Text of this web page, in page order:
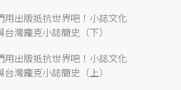
用出版抵抗世界吧！小誌文化
台灣龐克小誌簡史（下）
用出版抵抗世界吧！小誌文化
台灣龐克小誌簡史（上）